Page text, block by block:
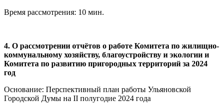
Время рассмотрения: 10 мин.
4. О рассмотрении отчётов о работе Комитета по жилищно-
коммунальному хозяйству, благоустройству и экологии и
Комитета по развитию пригородных территорий за 2024
год
Основание: Перспективный план работы Ульяновской
Городской Думы на II полугодие 2024 года